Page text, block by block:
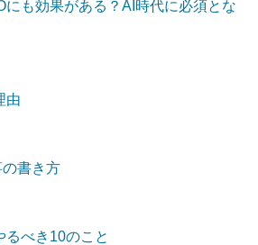
にも効果がある？AI時代に必須とな
由
書き方
るべき10のこと